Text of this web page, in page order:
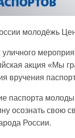
молодёжь
уличного
акция «Мы
вручения
паспорта
осознать свою
России.